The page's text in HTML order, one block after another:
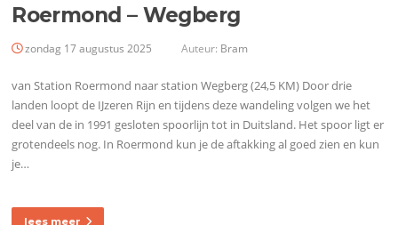
Roermond – Wegberg
zondag 17 augustus 2025 Auteur: Bram
van Station Roermond naar station Wegberg (24,5 KM) Door drie
landen loopt de IJzeren Rijn en tijdens deze wandeling volgen we het
deel van de in 1991 gesloten spoorlijn tot in Duitsland. Het spoor ligt er
grotendeels nog. In Roermond kun je de aftakking al goed zien en kun
je…
lees meer